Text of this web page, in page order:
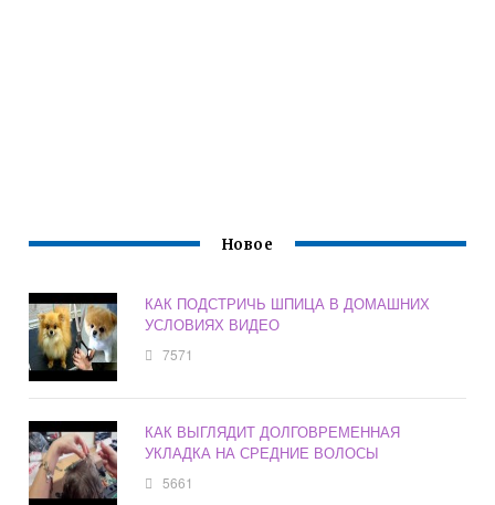
Новое
КАК ПОДСТРИЧЬ ШПИЦА В ДОМАШНИХ
УСЛОВИЯХ ВИДЕО
7571
КАК ВЫГЛЯДИТ ДОЛГОВРЕМЕННАЯ
УКЛАДКА НА СРЕДНИЕ ВОЛОСЫ
5661